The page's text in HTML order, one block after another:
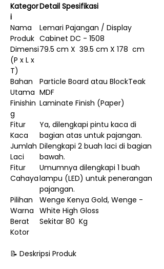
Kategor
i
Detail Spesifikasi
Nama
Produk
Lemari Pajangan / Display
Cabinet DC - 1508
Dimensi
(P x L x
T)
79.5 cm X 39.5 cm X 178 cm
Bahan
Utama
Particle Board atau BlockTeak
MDF
Finishin
g
Laminate Finish (Paper)
Fitur
Kaca
Ya, dilengkapi pintu kaca di
bagian atas untuk pajangan.
Jumlah
Laci
Dilengkapi 2 buah laci di bagian
bawah.
Fitur
Cahaya
Umumnya dilengkapi 1 buah
lampu (LED) untuk penerangan
pajangan.
Pilihan
Warna
Wenge Kenya Gold, Wenge -
White High Gloss
Berat
Kotor
Sekitar 80 Kg
📝 Deskripsi Produk